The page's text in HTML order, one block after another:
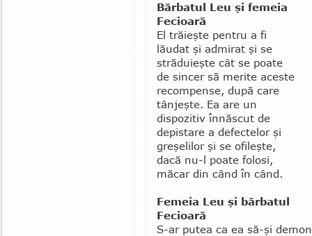
Bărbatul Leu şi femeia
Fecioară
El trăieşte pentru a fi
lăudat şi admirat şi se
stră­duieşte cât se poate
de sincer să merite aceste
re­com­pense, după care
tânjeşte. Ea are un
dispozitiv înnăscut de
depistare a defectelor şi
greşelilor şi se ofileşte,
dacă nu-l poate folosi,
măcar din când în când.
Femeia Leu şi bărbatul
Fecioară
S-ar putea ca ea să-şi